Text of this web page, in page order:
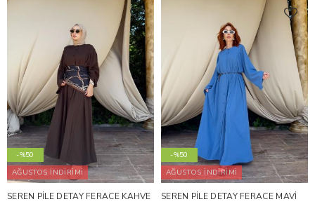
-%50
AĞUSTOS İNDİRİMİ
SEREN PİLE DETAY FERACE KAHVE
-%50
AĞUSTOS İNDİRİMİ
SEREN PİLE DETAY FERACE MAVİ